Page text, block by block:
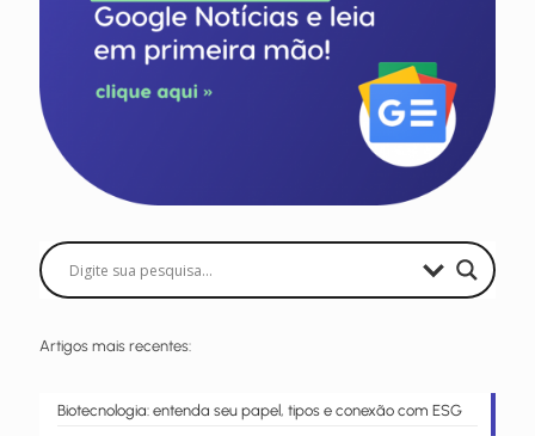
Artigos mais recentes:
Biotecnologia: entenda seu papel, tipos e conexão com ESG